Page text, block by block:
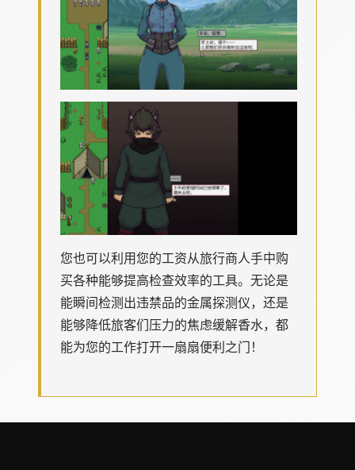
您也可以利用您的工资从旅行商人手中购
买各种能够提高检查效率的工具。无论是
能瞬间检测出违禁品的金属探测仪，还是
能够降低旅客们压力的焦虑缓解香水，都
能为您的工作打开一扇扇便利之门！